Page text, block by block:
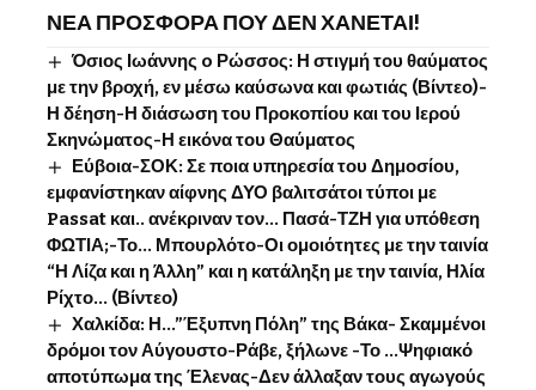
ΝΕΑ ΠΡΟΣΦΟΡΑ ΠΟΥ ΔΕΝ ΧΑΝΕΤΑΙ!
Όσιος Ιωάννης o Ρώσσος: Η στιγμή του θαύματος
με την βροχή, εν μέσω καύσωνα και φωτιάς (Βίντεο)-
Η δέηση-Η διάσωση του Προκοπίου και του Ιερού
Σκηνώματος-Η εικόνα του Θαύματος
Εύβοια-ΣΟΚ: Σε ποια υπηρεσία του Δημοσίου,
εμφανίστηκαν αίφνης ΔΥΟ βαλιτσάτοι τύποι με
Passat και.. ανέκριναν τον… Πασά-ΤΖΗ για υπόθεση
ΦΩΤΙΑ;-Το… Μπουρλότο-Οι ομοιότητες με την ταινία
“Η Λίζα και η Άλλη” και η κατάληξη με την ταινία, Ηλία
Ρίχτο… (Βίντεο)
Χαλκίδα: Η…”Έξυπνη Πόλη” της Βάκα- Σκαμμένοι
δρόμοι τον Αύγουστο-Ράβε, ξήλωνε -Το …Ψηφιακό
αποτύπωμα της Έλενας-Δεν άλλαξαν τους αγωγούς